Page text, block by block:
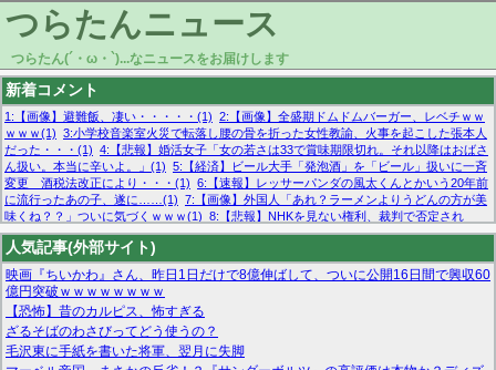
つらたんニュース
つらたん(´・ω・`)...なニュースをお届けします
新着コメント
1:【画像】避難飯、凄い・・・・・(1) 2:【画像】全盛期ドムドムバーガー、レベチｗｗ
ｗｗｗ(1) 3:小学校音楽室火災で転落し腰の骨を折った女性教諭、火事を起こした張本人
だった・・・(1) 4:【悲報】婚活女子「女の若さは33で賞味期限切れ。それ以降はおばさ
ん扱い。本当に辛いよ。」(1) 5:【経済】ビール大手「発泡酒」を「ビール」扱いに一斉
変更 酒税法改正により・・・(1) 6:【速報】レッサーパンダの風太くんとかいう20年前
に流行ったあの子、遂に……(1) 7:【画像】外国人「あれ？ラーメンよりうどんの方が美
味くね？？」ついに気づくｗｗｗ(1) 8:【悲報】NHKを見ない権利、裁判で否定され
る・・・(1) 9:欧州委員長「原発縮小は間違いでした」(1) 10:【悲報】日本企業の人手不
足、限界突破 52%「正社員も足りてません…」(1)
人気記事(外部サイト)
映画『ちいかわ』さん、昨日1日だけで8億伸ばして、ついに公開16日間で興収60
億円突破ｗｗｗｗｗｗｗｗ
【恐怖】昔のカルピス、怖すぎる
ざるそばのわさびってどう使うの？
毛沢東に手紙を書いた将軍、翌月に失脚